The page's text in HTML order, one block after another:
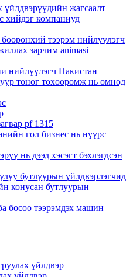
жагсаалт
хийдэг компаниуд
тээрэм нийлүүлэгч
зарчим animasi
нийлүүлэгч Пакистан
тоног төхөөрөмж нь өмнөд
pf 1315
гол бизнес нь нүүрс
нь дээд хэсэгт бэхлэгдсэн
бутлуурын үйлдвэрлэгчид
конусан бутлуурын
босоо тээрэмдэх машин
үйлдвэр